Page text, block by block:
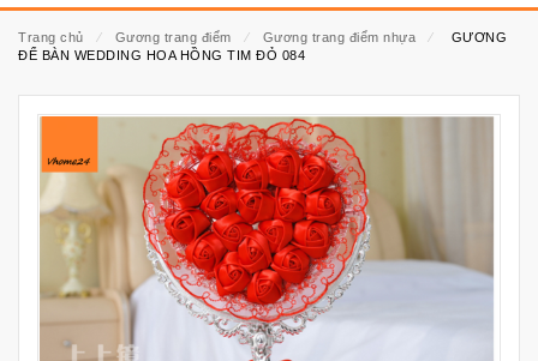
Trang chủ ⁄ Gương trang điểm ⁄ Gương trang điểm nhựa ⁄
GƯƠNG
ĐỂ BÀN WEDDING HOA HỒNG TIM ĐỎ 084